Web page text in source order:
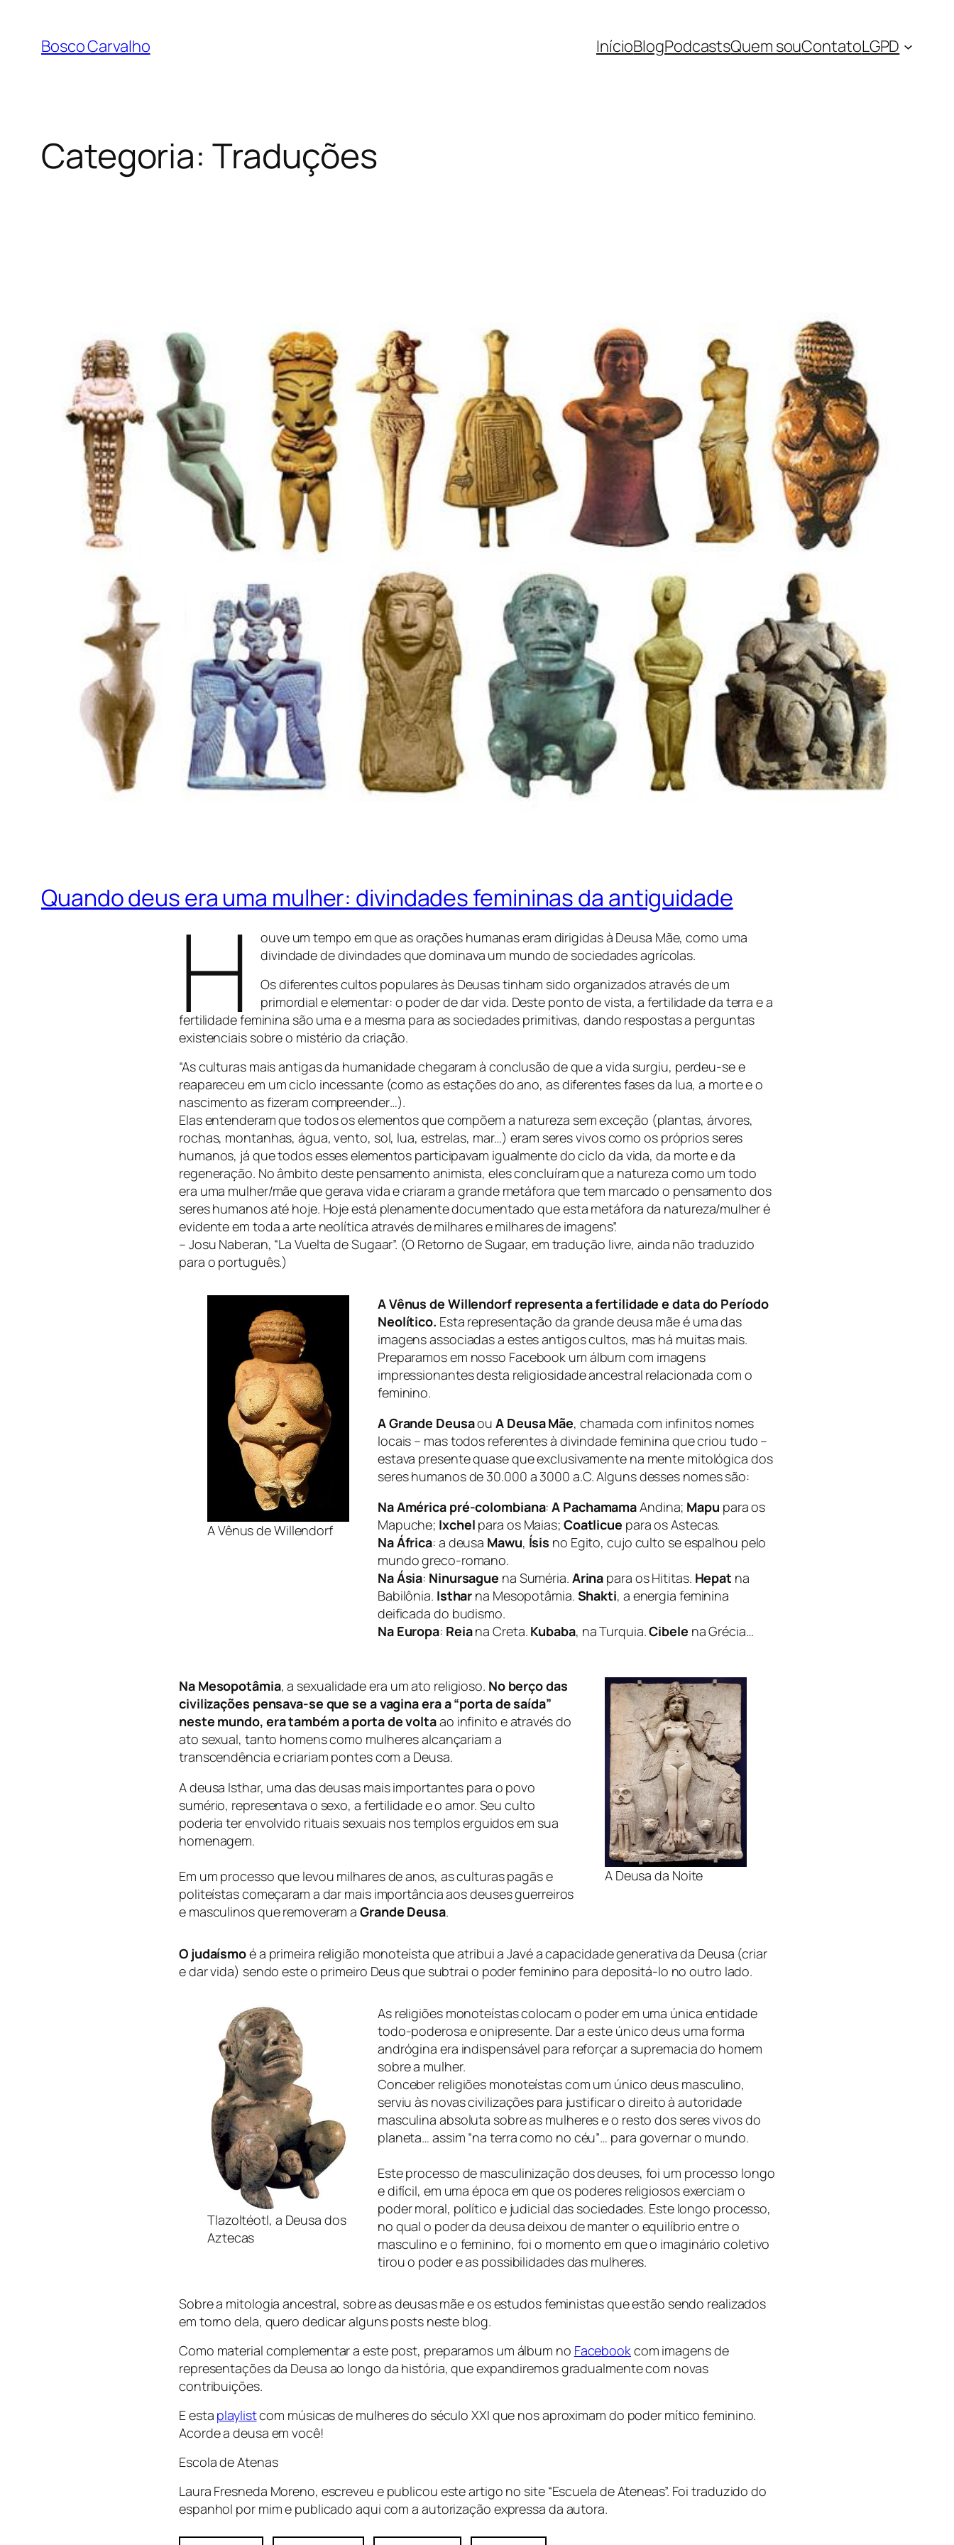
Bosco Carvalho InícioBlogPodcastsQuem souContatoLGPD
Categoria: Traduções
Quando deus era uma mulher: divindades femininas da antiguidade
H
ouve um tempo em que as orações humanas eram dirigidas à Deusa Mãe, como uma
divindade de divindades que dominava um mundo de sociedades agrícolas.
Os diferentes cultos populares às Deusas tinham sido organizados através de um
primordial e elementar: o poder de dar vida. Deste ponto de vista, a fertilidade da terra e a
fertilidade feminina são uma e a mesma para as sociedades primitivas, dando respostas a perguntas
existenciais sobre o mistério da criação.
“As culturas mais antigas da humanidade chegaram à conclusão de que a vida surgiu, perdeu-se e
reapareceu em um ciclo incessante (como as estações do ano, as diferentes fases da lua, a morte e o
nascimento as fizeram compreender…).
Elas entenderam que todos os elementos que compõem a natureza sem exceção (plantas, árvores,
rochas, montanhas, água, vento, sol, lua, estrelas, mar…) eram seres vivos como os próprios seres
humanos, já que todos esses elementos participavam igualmente do ciclo da vida, da morte e da
regeneração. No âmbito deste pensamento animista, eles concluíram que a natureza como um todo
era uma mulher/mãe que gerava vida e criaram a grande metáfora que tem marcado o pensamento dos
seres humanos até hoje. Hoje está plenamente documentado que esta metáfora da natureza/mulher é
evidente em toda a arte neolítica através de milhares e milhares de imagens”.
– Josu Naberan, “La Vuelta de Sugaar”. (O Retorno de Sugaar, em tradução livre, ainda não traduzido
para o português.)
A Vênus de Willendorf
A Vênus de Willendorf representa a fertilidade e data do Período
Neolítico. Esta representação da grande deusa mãe é uma das
imagens associadas a estes antigos cultos, mas há muitas mais.
Preparamos em nosso Facebook um álbum com imagens
impressionantes desta religiosidade ancestral relacionada com o
feminino.
A Grande DeusaouA Deusa Mãe, chamada com infinitos nomes
locais – mas todos referentes à divindade feminina que criou tudo –
estava presente quase que exclusivamente na mente mitológica dos
seres humanos de 30.000 a 3000 a.C. Alguns desses nomes são:
Na América pré-colombiana:A PachamamaAndina; Mapu para os
Mapuche; Ixchel para os Maias; Coatlicue para os Astecas.
Na África: a deusa Mawu, Ísis no Egito, cujo culto se espalhou pelo
mundo greco-romano.
Na Ásia: Ninursague na Suméria. Arina para os Hititas. Hepat na
Babilônia. Isthar na Mesopotâmia. Shakti, a energia feminina
deificada do budismo.
Na Europa: Reiana Creta. Kubaba, na Turquia.Cibele na Grécia…
Na Mesopotâmia, a sexualidade era um ato religioso. No berço das
civilizações pensava-se que se a vagina era a “porta de saída”
neste mundo, era também a porta de voltaao infinito e através do
ato sexual, tanto homens como mulheres alcançariam a
transcendência e criariam pontes com a Deusa.
A deusa Isthar, uma das deusas mais importantes para o povo
sumério, representava o sexo, a fertilidade e o amor. Seu culto
poderia ter envolvido rituais sexuais nos templos erguidos em sua
homenagem.
Em um processo que levou milhares de anos, as culturas pagãs e
politeístas começaram a dar mais importância aos deuses guerreiros
e masculinos que removeram aGrande Deusa.
A Deusa da Noite
O judaísmoé a primeira religião monoteísta que atribui a Javé a capacidade generativa da Deusa (criar
e dar vida) sendo este o primeiro Deus que subtrai o poder feminino para depositá-lo no outro lado.
Tlazoltéotl, a Deusa dos
Aztecas
As religiões monoteístas colocam o poder em uma única entidade
todo-poderosa e onipresente. Dar a este único deus uma forma
andrógina era indispensável para reforçar a supremacia do homem
sobre a mulher.
Conceber religiões monoteístas com um único deus masculino,
serviu às novas civilizações para justificar o direito à autoridade
masculina absoluta sobre as mulheres e o resto dos seres vivos do
planeta… assim “na terra como no céu”… para governar o mundo.
Este processo de masculinização dos deuses, foi um processo longo
e difícil, em uma época em que os poderes religiosos exerciam o
poder moral, político e judicial das sociedades. Este longo processo,
no qual o poder da deusa deixou de manter o equilíbrio entre o
masculino e o feminino, foi o momento em que o imaginário coletivo
tirou o poder e as possibilidades das mulheres.
Sobre a mitologia ancestral, sobre as deusas mãe e os estudos feministas que estão sendo realizados
em torno dela, quero dedicar alguns posts neste blog.
Como material complementar a este post, preparamos um álbum no Facebookcom imagens de
representações da Deusa ao longo da história, que expandiremos gradualmente com novas
contribuições.
E esta playlistcom músicas de mulheres do século XXI que nos aproximam do poder mítico feminino.
Acorde a deusa em você!
Escola de Atenas
Laura Fresneda Moreno, escreveu e publicou este artigo no site “Escuela de Ateneas”. Foi traduzido do
espanhol por mim e publicado aqui com a autorização expressa da autora.